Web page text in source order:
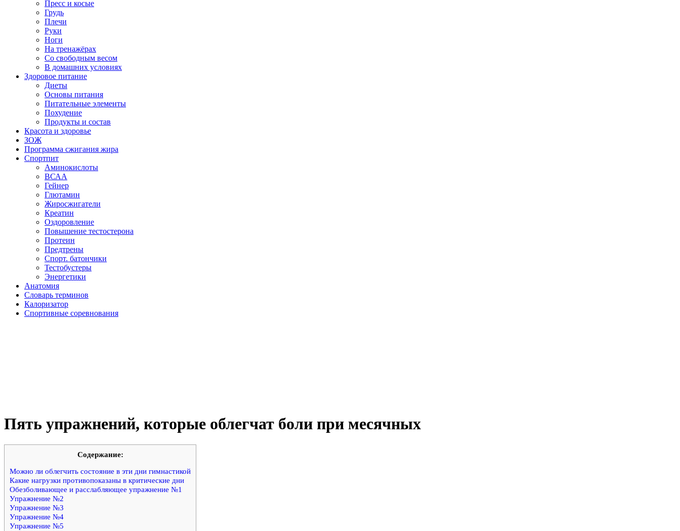
Пресс и косые
Грудь
Плечи
Руки
Ноги
На тренажёрах
Со свободным весом
В домашних условиях
Здоровое питание
Диеты
Основы питания
Питательные элементы
Похудение
Продукты и состав
Красота и здоровье
ЗОЖ
Программа сжигания жира
Спортпит
Аминокислоты
ВСАА
Гейнер
Глютамин
Жиросжигатели
Креатин
Оздоровление
Повышение тестостерона
Протеин
Предтрены
Спорт. батончики
Тестобустеры
Энергетики
Анатомия
Словарь терминов
Калоризатор
Спортивные соревнования
Пять упражнений, которые облегчат боли при месячных
Cодержание:
Можно ли облегчить состояние в эти дни гимнастикой
Какие нагрузки противопоказаны в критические дни
Обезболивающее и расслабляющее упражнение №1
Упражнение №2
Упражнение №3
Упражнение №4
Упражнение №5